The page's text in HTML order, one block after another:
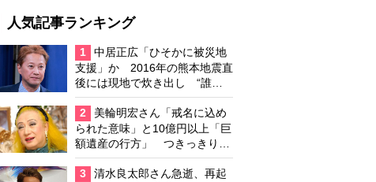
人気記事ランキング
1
中居正広「ひそかに被災地
支援」か 2016年の熊本地震直
後には現地で炊き出し “誰に
も知られなくて良い”と、むし
ろ強まる福祉活動への思い
2
美輪明宏さん「戒名に込め
られた意味」と10億円以上「巨
額遺産の行方」 つきっきりで
私生活をサポートしていた元俳
優が相続か
3
清水良太郎さん急逝、再起